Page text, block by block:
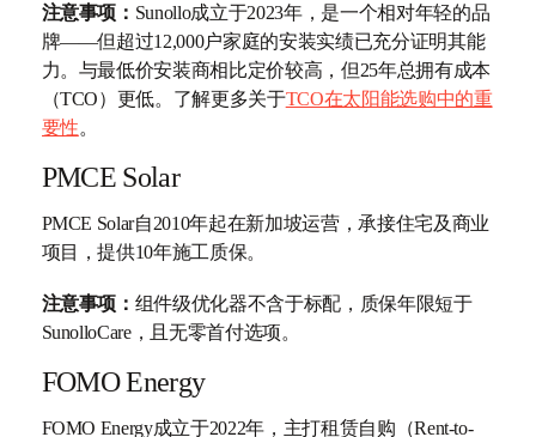
注意事项： Sunollo成立于2023年，是一个相对年轻的品
牌——但超过12,000户家庭的安装实绩已充分证明其能
力。与最低价安装商相比定价较高，但25年总拥有成本
（TCO）更低。了解更多关于TCO在太阳能选购中的重
要性。
PMCE Solar
PMCE Solar自2010年起在新加坡运营，承接住宅及商业
项目，提供10年施工质保。
注意事项： 组件级优化器不含于标配，质保年限短于
SunolloCare，且无零首付选项。
FOMO Energy
FOMO Energy成立于2022年，主打租赁自购（Rent-to-